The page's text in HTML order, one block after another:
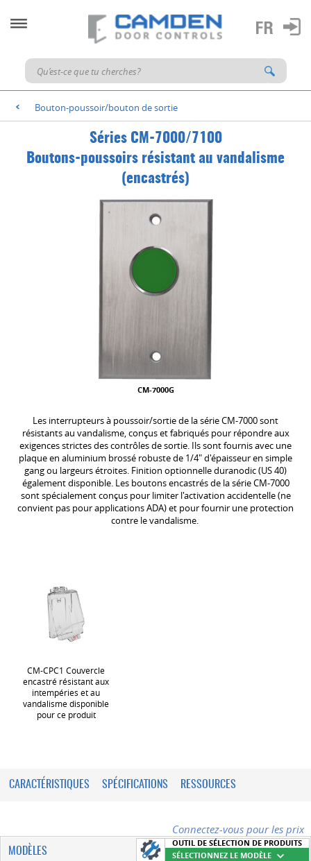
< Bouton-poussoir/bouton de sortie
Séries CM-7000/7100
Boutons-poussoirs résistant au vandalisme
(encastrés)
CM-7000G
Les interrupteurs à poussoir/sortie de la série CM-7000 sont
résistants au vandalisme, conçus et fabriqués pour répondre aux
exigences strictes des contrôles de sortie. Ils sont fournis avec une
plaque en aluminium brossé robuste de 1/4" d'épaisseur en simple
gang ou largeurs étroites. Finition optionnelle duranodic (US 40)
également disponible. Les boutons encastrés de la série CM-7000
sont spécialement conçus pour limiter l'activation accidentelle (ne
convient pas pour applications ADA) et pour fournir une protection
contre le vandalisme.
CM-CPC1 Couvercle
encastré résistant aux
intempéries et au
vandalisme disponible
pour ce produit
CARACTÉRISTIQUES SPÉCIFICATIONS RESSOURCES
Connectez-vous pour les prix
MODÈLES
OUTIL DE SÉLECTION DE PRODUITS
SÉLECTIONNEZ LE MODÈLE